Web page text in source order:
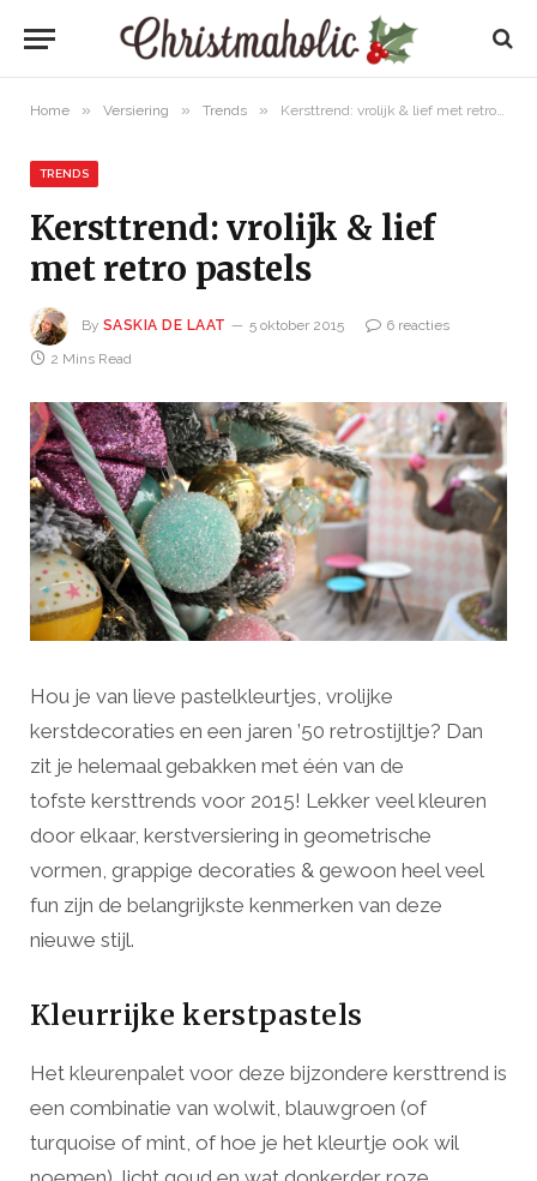
Home » Versiering » Trends » Kersttrend: vrolijk & lief met retro pastels
TRENDS
Kersttrend: vrolijk & lief
met retro pastels
By SASKIA DE LAAT 5 oktober 2015
6 reacties
2 Mins Read
Hou je van lieve pastelkleurtjes, vrolijke
kerstdecoraties en een jaren ’50 retrostijltje? Dan
zit je helemaal gebakken met één van de
tofste kersttrends voor 2015! Lekker veel kleuren
door elkaar, kerstversiering in geometrische
vormen, grappige decoraties & gewoon heel veel
fun zijn de belangrijkste kenmerken van deze
nieuwe stijl.
Kleurrijke kerstpastels
Het kleurenpalet voor deze bijzondere kersttrend is
een combinatie van wolwit, blauwgroen (of
turquoise of mint, of hoe je het kleurtje ook wil